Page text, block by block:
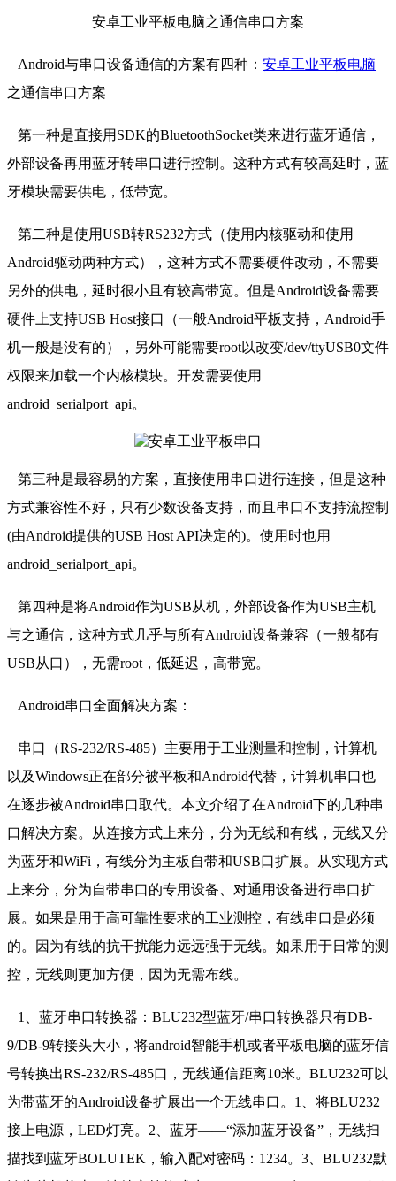
安卓工业平板电脑之通信串口方案
Android与串口设备通信的方案有四种： 安卓工业平板电脑
之通信串口方案
第一种是直接用SDK的BluetoothSocket类来进行蓝牙通信，
外部设备再用蓝牙转串口进行控制。这种方式有较高延时，蓝
牙模块需要供电，低带宽。
第二种是使用USB转RS232方式（使用内核驱动和使用
Android驱动两种方式），这种方式不需要硬件改动，不需要
另外的供电，延时很小且有较高带宽。但是Android设备需要
硬件上支持USB Host接口（一般Android平板支持，Android手
机一般是没有的），另外可能需要root以改变/dev/ttyUSB0文件
权限来加载一个内核模块。开发需要使用
android_serialport_api。
第三种是最容易的方案，直接使用串口进行连接，但是这种
方式兼容性不好，只有少数设备支持，而且串口不支持流控制
(由Android提供的USB Host API决定的)。使用时也用
android_serialport_api。
第四种是将Android作为USB从机，外部设备作为USB主机
与之通信，这种方式几乎与所有Android设备兼容（一般都有
USB从口），无需root，低延迟，高带宽。
Android串口全面解决方案：
串口（RS-232/RS-485）主要用于工业测量和控制，计算机
以及Windows正在部分被平板和Android代替，计算机串口也
在逐步被Android串口取代。本文介绍了在Android下的几种串
口解决方案。从连接方式上来分，分为无线和有线，无线又分
为蓝牙和WiFi，有线分为主板自带和USB口扩展。从实现方式
上来分，分为自带串口的专用设备、对通用设备进行串口扩
展。如果是用于高可靠性要求的工业测控，有线串口是必须
的。因为有线的抗干扰能力远远强于无线。如果用于日常的测
控，无线则更加方便，因为无需布线。
1、蓝牙串口转换器：BLU232型蓝牙/串口转换器只有DB-
9/DB-9转接头大小，将android智能手机或者平板电脑的蓝牙信
号转换出RS-232/RS-485口，无线通信距离10米。BLU232可以
为带蓝牙的Android设备扩展出一个无线串口。1、将BLU232
接上电源，LED灯亮。2、蓝牙——“添加蓝牙设备”，无线扫
描找到蓝牙BOLUTEK，输入配对密码：1234。3、BLU232默